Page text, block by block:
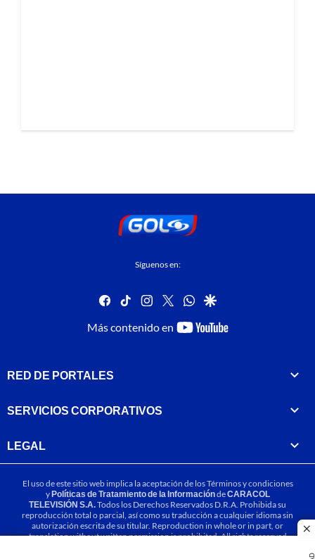
Síguenos en:
facebook
tiktok instagram
twitterwhatsapp
google
Más contenido en
youtube-
RED DE PORTALES
SERVICIOS CORPORATIVOS
LEGAL
El uso de este sitio web implica la aceptación de losTérminos y condiciones
yPolíticas de Tratamiento de la InformacióndeCARACOL
TELEVISIÓN S.A.Todos los Derechos Reservados D.R.A. Prohibida su
reproducción total o parcial, así como su traducción a cualquier idioma sin
autorización escrita de su titular. Reproduction in whole or in part, or
translation without written permission is prohibited. All rights reserved